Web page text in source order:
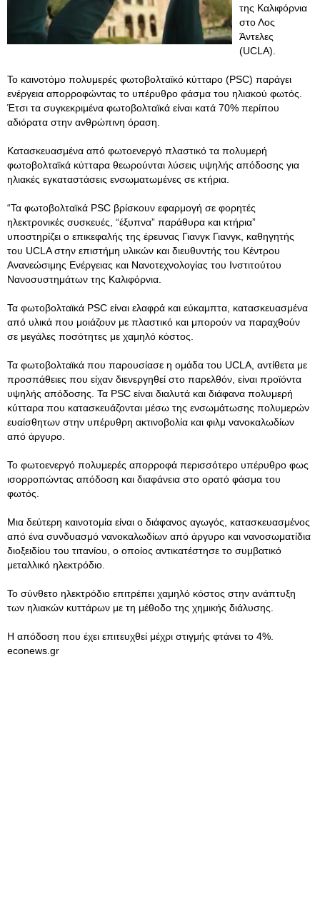
της Καλιφόρνια
στο Λος
Άντελες
(UCLA).
Το καινοτόμο πολυμερές φωτοβολταϊκό κύτταρο (PSC) παράγει
ενέργεια απορροφώντας το υπέρυθρο φάσμα του ηλιακού φωτός.
Έτσι τα συγκεκριμένα φωτοβολταϊκά είναι κατά 70% περίπου
αδιόρατα στην ανθρώπινη όραση.
Κατασκευασμένα από φωτοενεργό πλαστικό τα πολυμερή
φωτοβολταϊκά κύτταρα θεωρούνται λύσεις υψηλής απόδοσης για
ηλιακές εγκαταστάσεις ενσωματωμένες σε κτήρια.
“Τα φωτοβολταϊκά PSC βρίσκουν εφαρμογή σε φορητές
ηλεκτρονικές συσκευές, “έξυπνα” παράθυρα και κτήρια”
υποστηρίζει ο επικεφαλής της έρευνας Γιανγκ Γιανγκ, καθηγητής
του UCLA στην επιστήμη υλικών και διευθυντής του Κέντρου
Ανανεώσιμης Ενέργειας και Νανοτεχνολογίας του Ινστιτούτου
Νανοσυστημάτων της Καλιφόρνια.
Τα φωτοβολταϊκά PSC είναι ελαφρά και εύκαμπτα, κατασκευασμένα
από υλικά που μοιάζουν με πλαστικό και μπορούν να παραχθούν
σε μεγάλες ποσότητες με χαμηλό κόστος.
Τα φωτοβολταϊκά που παρουσίασε η ομάδα του UCLA, αντίθετα με
προσπάθειες που είχαν διενεργηθεί στο παρελθόν, είναι προϊόντα
υψηλής απόδοσης. Τα PSC είναι διαλυτά και διάφανα πολυμερή
κύτταρα που κατασκευάζονται μέσω της ενσωμάτωσης πολυμερών
ευαίσθητων στην υπέρυθρη ακτινοβολία και φιλμ νανοκαλωδίων
από άργυρο.
Το φωτοενεργό πολυμερές απορροφά περισσότερο υπέρυθρο φως
ισορροπώντας απόδοση και διαφάνεια στο ορατό φάσμα του
φωτός.
Μια δεύτερη καινοτομία είναι ο διάφανος αγωγός, κατασκευασμένος
από ένα συνδυασμό νανοκαλωδίων από άργυρο και νανοσωματίδια
διοξειδίου του τιτανίου, ο οποίος αντικατέστησε το συμβατικό
μεταλλικό ηλεκτρόδιο.
Το σύνθετο ηλεκτρόδιο επιτρέπει χαμηλό κόστος στην ανάπτυξη
των ηλιακών κυττάρων με τη μέθοδο της χημικής διάλυσης.
Η απόδοση που έχει επιτευχθεί μέχρι στιγμής φτάνει το 4%.
econews.gr